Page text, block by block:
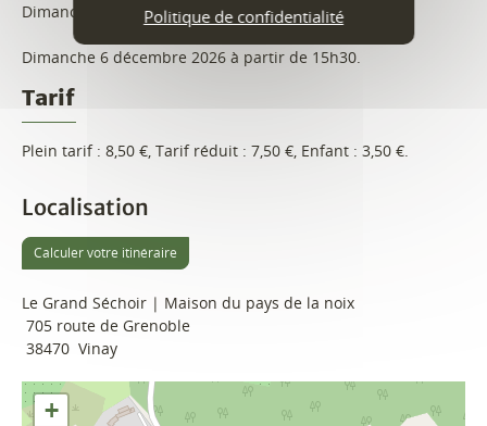
Dimanche 1er novembre 2026 à partir de 15h30.
Dimanche 6 décembre 2026 à partir de 15h30.
Tarif
Plein tarif : 8,50 €, Tarif réduit : 7,50 €, Enfant : 3,50 €.
Localisation
Calculer votre itinéraire
Le Grand Séchoir | Maison du pays de la noix
705 route de Grenoble
38470 Vinay
+
Politique de confidentialité